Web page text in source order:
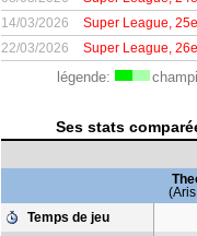
14/03/2026
Super League,
22/03/2026
Super League,
légende:
Ses stats
Temps de jeu